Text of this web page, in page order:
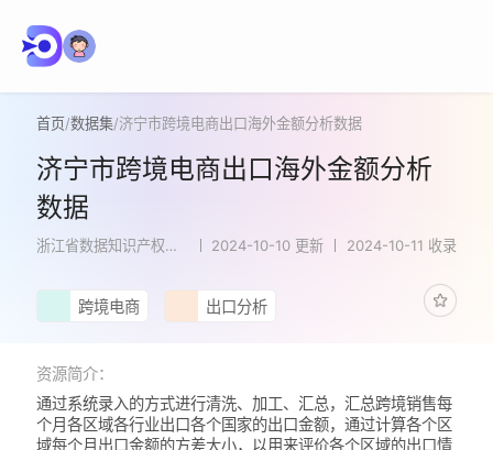
首页/数据集/济宁市跨境电商出口海外金额分析数据
济宁市跨境电商出口海外金额分析
数据
浙江省数据知识产权登
2024-10-10 更新 2024-10-11 收录
跨境电商 出口分析
资源简介：
通过系统录入的方式进行清洗、加工、汇总，汇总跨境销售每
个月各区域各行业出口各个国家的出口金额，通过计算各个区
域每个月出口金额的方差大小，以用来评价各个区域的出口情